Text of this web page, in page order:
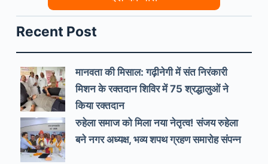
Recent Post
मानवता की मिसाल: गढ़ीनेगी में संत निरंकारी
मिशन के रक्तदान शिविर में 75 श्रद्धालुओं ने
किया रक्तदान
रुहेला समाज को मिला नया नेतृत्व! संजय रुहेला
बने नगर अध्यक्ष, भव्य शपथ ग्रहण समारोह संपन्न